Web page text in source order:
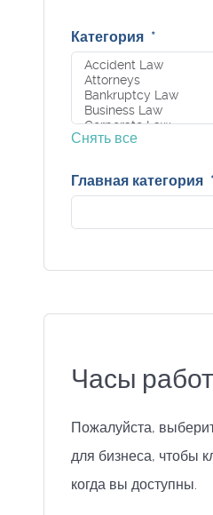
Категория *
Снять все
Главная категория
Часы
Пожалуйста,
для бизнеса, чтобы
когда вы доступны.